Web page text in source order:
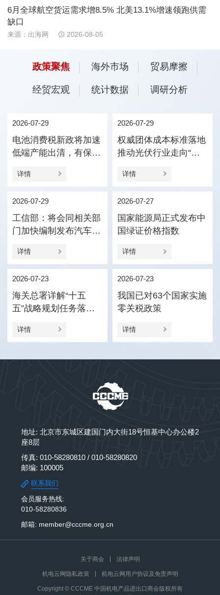
6月全球航空货运需求增8.5% 北美13.1%增速领跑供需
缺口
来源：出海网 2026-08-05
政策聚焦 海外市场 贸易摩擦
经贸宏观 统计数据 调研分析
2026-07-29
电池消费税新政将加速
低端产能出清，有保有
详情
2026-07-29
权威团体成本标准落地
推动光伏行业走向“价
详情
2026-07-29
工信部：将会同相关部
门加快编制发布汽车企
指引
详情
2026-07-27
国家能源局正式发布中
国绿证价格指数
详情
2026-07-23
海关总署详解“十五
五”战略规划任务落实
大、进出口更加协调
详情
2026-07-23
我国已对63个国家实施
零关税政策
详情
地址: 北京市东城区建国门内大街18号恒基中心办公楼2
座8层
传真: 010-58280810 / 010-58280820
邮编: 100005
联系我们
会员服务热线:
010-58280836
邮箱: member@cccme.org.cn
关于商会 法律声明
机电云网隐私政策 机电云网用户协议及免责声明
Copyright © CCCME 中国机电产品进出口商会版权所有